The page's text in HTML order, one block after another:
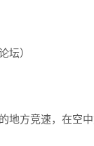
坛）
地方竞速，在空中